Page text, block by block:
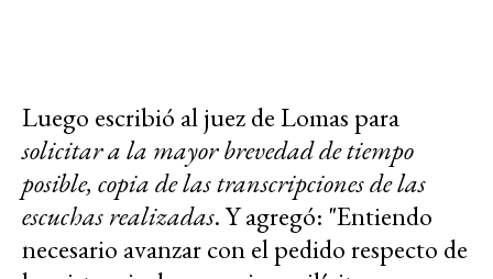
Luego escribió al juez de Lomas para
solicitar a la mayor brevedad de tiempo
posible, copia de las transcripciones de las
escuchas realizadas. Y agregó: "Entiendo
necesario avanzar con el pedido respecto de